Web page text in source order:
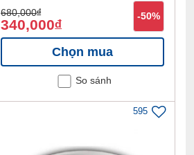
680,000đ
340,000đ
-50%
Chọn mua
So sánh
595